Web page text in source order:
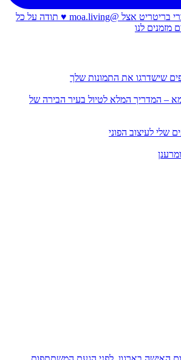
– המדריך המלא לטיול בעיר הבירה של
שלי לעיצוב הפוני